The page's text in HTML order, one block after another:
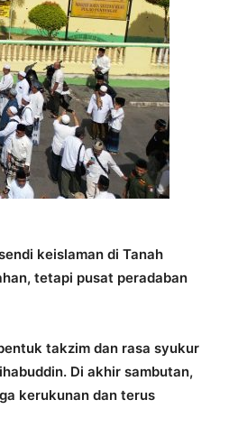
keislaman di Tanah
tetapi pusat peradaban
takzim dan rasa syukur
Di akhir sambutan,
kerukunan dan terus